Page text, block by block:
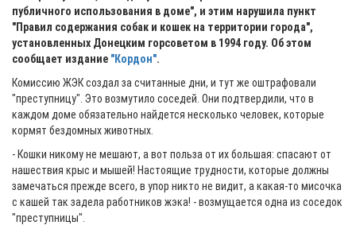
публичного использования в доме", и этим нарушила пункт
"Правил содержания собак и кошек на территории города",
установленных Донецким горсоветом в 1994 году. Об этом
сообщает издание "Кордон".
Комиссию ЖЭК создал за считанные дни, и тут же оштрафовали
"преступницу". Это возмутило соседей. Они подтвердили, что в
каждом доме обязательно найдется несколько человек, которые
кормят бездомных животных.
- Кошки никому не мешают, а вот польза от их большая: спасают от
нашествия крыс и мышей! Настоящие трудности, которые должны
замечаться прежде всего, в упор никто не видит, а какая-то мисочка
с кашей так задела работников жэка! - возмущается одна из соседок
"преступницы".